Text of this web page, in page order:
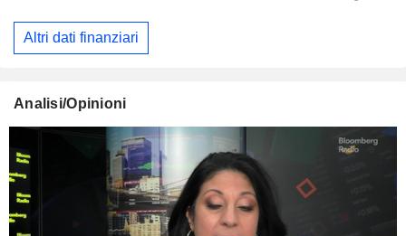
Altri dati finanziari
Analisi/Opinioni